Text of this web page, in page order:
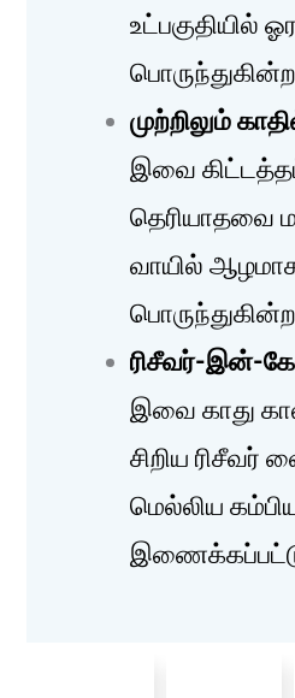
உட்பகுதியில்
முற்றிலும்
இவை
தெரியாதவை
வாயில்
ரிசீவர்-இன்-
இவை காது
சிறிய ரிசீவர்
மெல்லிய